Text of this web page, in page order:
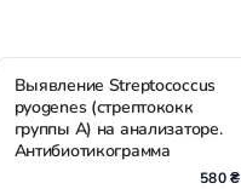
Выявление Streptococcus
pyogenes (стрептококк
группы А) на анализаторе.
Антибиотикограмма
580 ₴